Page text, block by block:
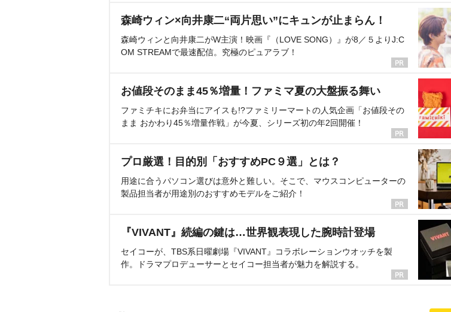
森崎ウィン×向井康二“両片思い”にキュンが止まらん！
森崎ウィンと向井康二がW主演！映画『（LOVE SONG）』が8／５よりJ:C
OM STREAMで最速配信。究極のピュアラブ！
お値段そのまま45％増量！ファミマ夏の大盤振る舞い
ファミチキにお弁当にアイスも!?ファミリーマートの人気企画「お値段その
まま おかわり45％増量作戦」が今夏、シリーズ初の年2回開催！
プロ厳選！目的別「おすすめPC９選」とは？
用途に合うパソコン選びは意外と難しい。そこで、マウスコンピューターの
製品担当者が用途別のおすすめモデルをご紹介！
『VIVANT』続編の鍵は…世界観表現した腕時計登場
セイコーが、TBS系日曜劇場『VIVANT』コラボレーションウオッチを製
作。ドラマプロデューサーとセイコー担当者が魅力を解説する。